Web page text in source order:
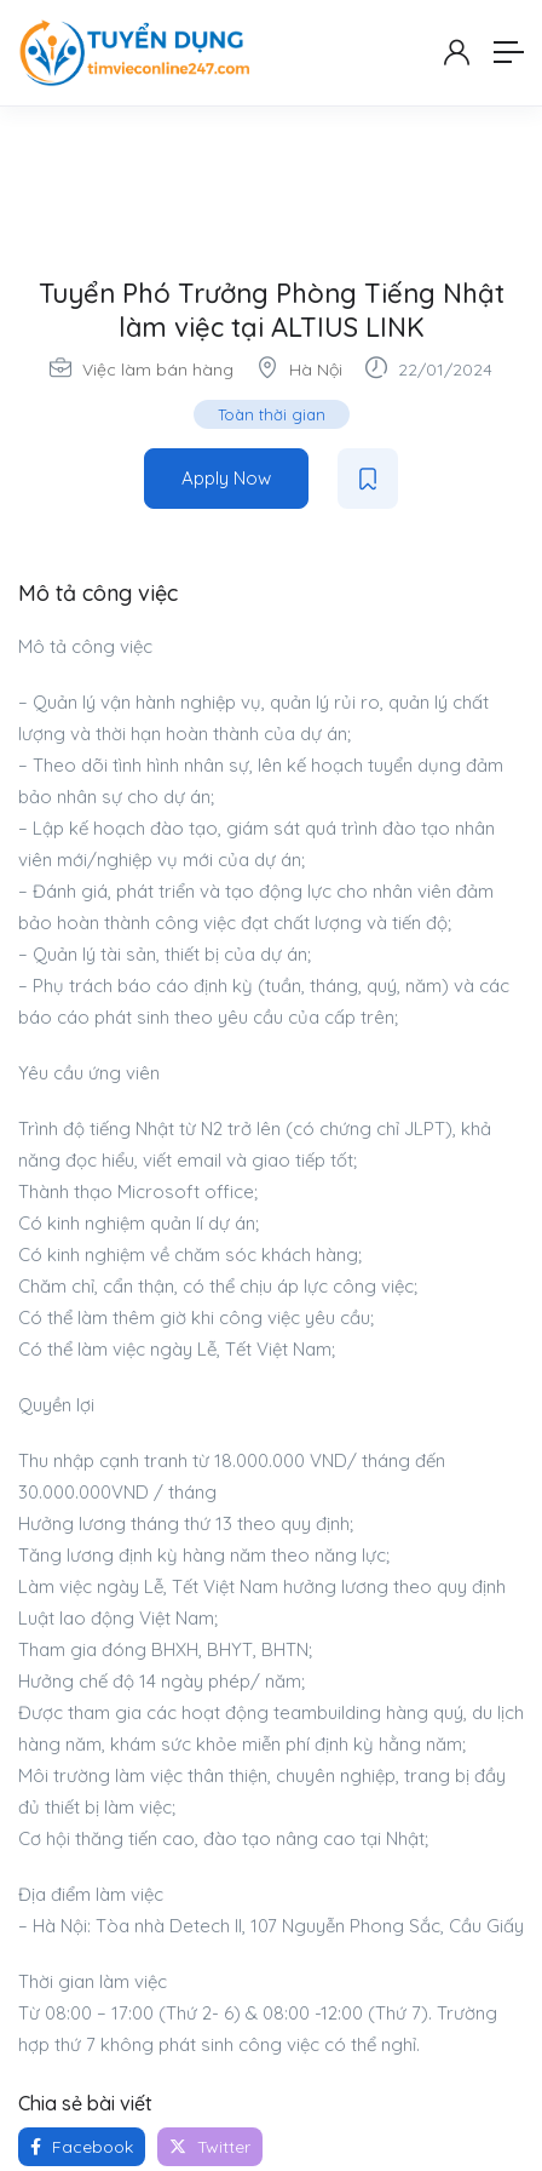
Tuyển Phó Trưởng Phòng Tiếng Nhật
làm việc tại ALTIUS LINK
Việc làm bán hàng Hà Nội 22/01/2024
Toàn thời gian
Apply Now
Mô tả công việc
Mô tả công việc
– Quản lý vận hành nghiệp vụ, quản lý rủi ro, quản lý chất
lượng và thời hạn hoàn thành của dự án;
– Theo dõi tình hình nhân sự, lên kế hoạch tuyển dụng đảm
bảo nhân sự cho dự án;
– Lập kế hoạch đào tạo, giám sát quá trình đào tạo nhân
viên mới/nghiệp vụ mới của dự án;
– Đánh giá, phát triển và tạo động lực cho nhân viên đảm
bảo hoàn thành công việc đạt chất lượng và tiến độ;
– Quản lý tài sản, thiết bị của dự án;
– Phụ trách báo cáo định kỳ (tuần, tháng, quý, năm) và các
báo cáo phát sinh theo yêu cầu của cấp trên;
Yêu cầu ứng viên
Trình độ tiếng Nhật từ N2 trở lên (có chứng chỉ JLPT), khả
năng đọc hiểu, viết email và giao tiếp tốt;
Thành thạo Microsoft office;
Có kinh nghiệm quản lí dự án;
Có kinh nghiệm về chăm sóc khách hàng;
Chăm chỉ, cẩn thận, có thể chịu áp lực công việc;
Có thể làm thêm giờ khi công việc yêu cầu;
Có thể làm việc ngày Lễ, Tết Việt Nam;
Quyền lợi
Thu nhập cạnh tranh từ 18.000.000 VND/ tháng đến
30.000.000VND / tháng
Hưởng lương tháng thứ 13 theo quy định;
Tăng lương định kỳ hàng năm theo năng lực;
Làm việc ngày Lễ, Tết Việt Nam hưởng lương theo quy định
Luật lao động Việt Nam;
Tham gia đóng BHXH, BHYT, BHTN;
Hưởng chế độ 14 ngày phép/ năm;
Được tham gia các hoạt động teambuilding hàng quý, du lịch
hàng năm, khám sức khỏe miễn phí định kỳ hằng năm;
Môi trường làm việc thân thiện, chuyên nghiệp, trang bị đầy
đủ thiết bị làm việc;
Cơ hội thăng tiến cao, đào tạo nâng cao tại Nhật;
Địa điểm làm việc
– Hà Nội: Tòa nhà Detech II, 107 Nguyễn Phong Sắc, Cầu Giấy
Thời gian làm việc
Từ 08:00 – 17:00 (Thứ 2- 6) & 08:00 -12:00 (Thứ 7). Trường
hợp thứ 7 không phát sinh công việc có thể nghỉ.
Chia sẻ bài viết
Facebook Twitter